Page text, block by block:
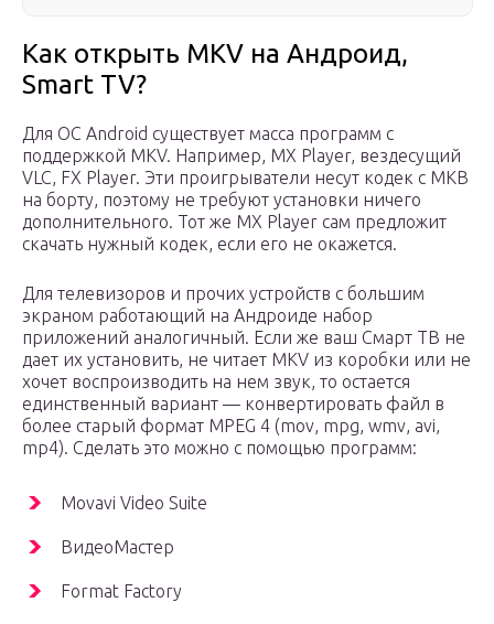
Как открыть MKV на Андроид,
Smart TV?
Для ОС Android существует масса программ с
поддержкой MKV. Например, MX Player, вездесущий
VLC, FX Player. Эти проигрыватели несут кодек с МКВ
на борту, поэтому не требуют установки ничего
дополнительного. Тот же MX Player сам предложит
скачать нужный кодек, если его не окажется.
Для телевизоров и прочих устройств с большим
экраном работающий на Андроиде набор
приложений аналогичный. Если же ваш Смарт ТВ не
дает их установить, не читает MKV из коробки или не
хочет воспроизводить на нем звук, то остается
единственный вариант — конвертировать файл в
более старый формат MPEG 4 (mov, mpg, wmv, avi,
mp4). Сделать это можно с помощью программ:
Movavi Video Suite
ВидеоМастер
Format Factory